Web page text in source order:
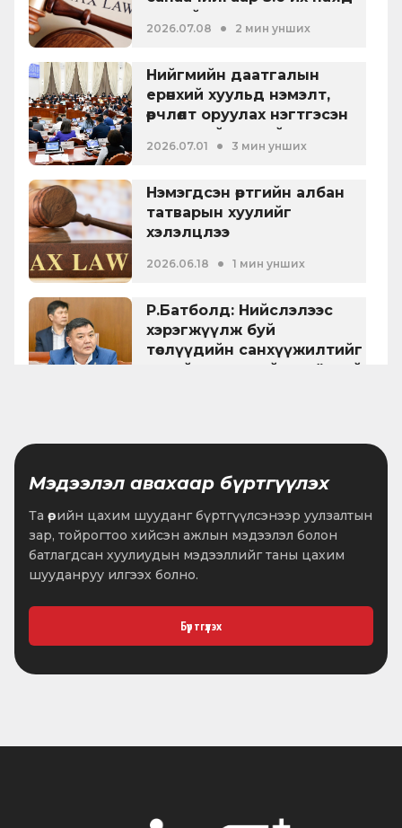
төгрөгийн татварын
ачааллыг буурууллаа
2026.07.08 • 2 мин унших
Нийгмийн даатгалын
ерөнхий хуульд нэмэлт,
өөрчлөлт оруулах нэгтгэсэн
төслүүдийг эцсийн
хэлэлцүүлэгт
2026.07.01 • 3 мин унших
Нэмэгдсэн өртгийн албан
татварын хуулийг
хэлэлцлээ
2026.06.18 • 1 мин унших
Р.Батболд: Нийслэлээс
хэрэгжүүлж буй
төслүүдийн санхүүжилтийг
төсвийн хуультай уях ёстой
хуулийн төслүүдийн анхны
•
Тогтоолын төслийг
хэлэлцлээ
•
13,7 их наяд төгрөг бий!
Мэдээлэл авахаар бүртгүүлэх
Та өөрийн цахим шууданг бүртгүүлсэнээр уулзалтын
зар, тойрогтоо хийсэн ажлын мэдээлэл болон
батлагдсан хуулиудын мэдээллийг таны цахим
шууданруу илгээх болно.
Бүртгүүлэх